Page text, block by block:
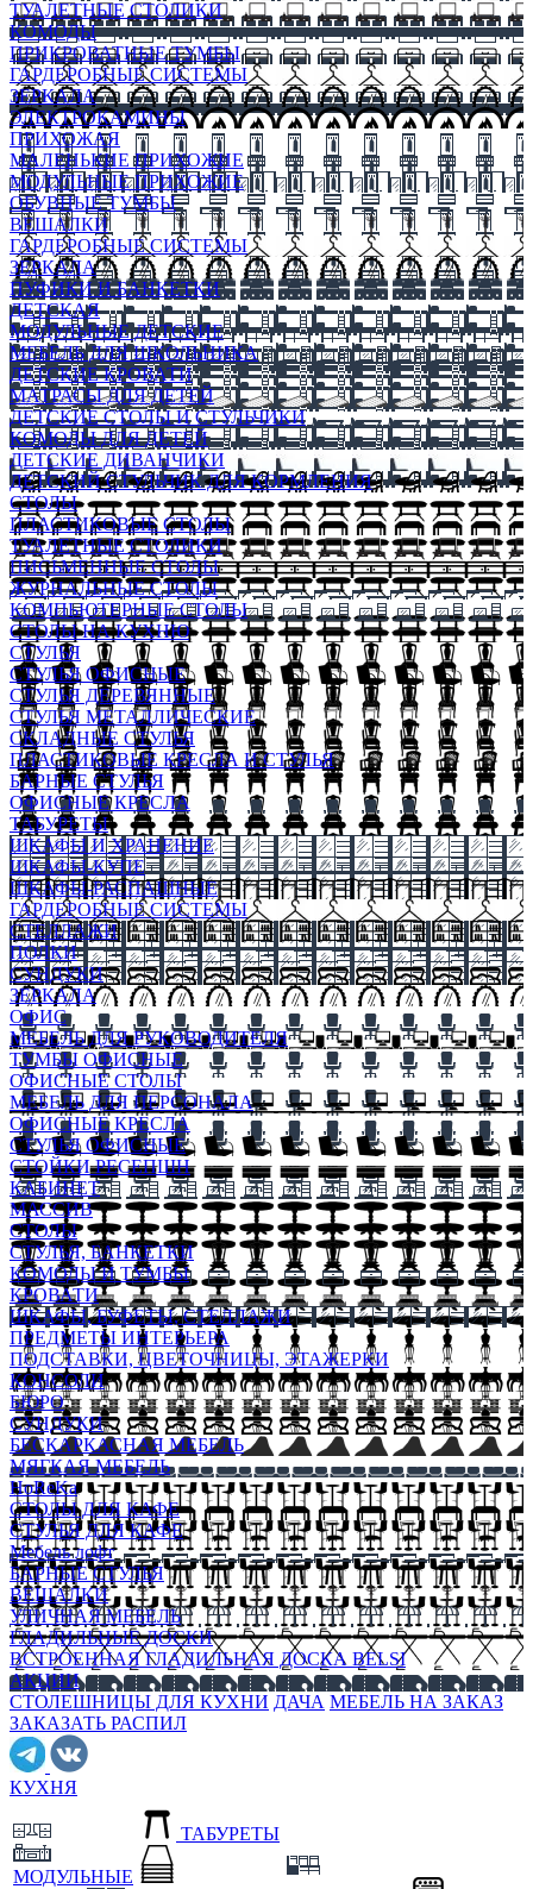
ТУАЛЕТНЫЕ СТОЛИКИ
КОМОДЫ
ПРИКРОВАТНЫЕ ТУМБЫ
ГАРДЕРОБНЫЕ СИСТЕМЫ
ЗЕРКАЛА
ЭЛЕКТРОКАМИНЫ
ПРИХОЖАЯ
МАЛЕНЬКИЕ ПРИХОЖИЕ
МОДУЛЬНЫЕ ПРИХОЖИЕ
ОБУВНЫЕ ТУМБЫ
ВЕШАЛКИ
ГАРДЕРОБНЫЕ СИСТЕМЫ
ЗЕРКАЛА
ПУФИКИ И БАНКЕТКИ
ДЕТСКАЯ
МОДУЛЬНЫЕ ДЕТСКИЕ
МЕБЕЛЬ ДЛЯ ШКОЛЬНИКА
ДЕТСКИЕ КРОВАТИ
МАТРАСЫ ДЛЯ ДЕТЕЙ
ДЕТСКИЕ СТОЛЫ И СТУЛЬЧИКИ
КОМОДЫ ДЛЯ ДЕТЕЙ
ДЕТСКИЕ ДИВАНЧИКИ
ДЕТСКИЙ СТУЛЬЧИК ДЛЯ КОРМЛЕНИЯ
СТОЛЫ
ПЛАСТИКОВЫЕ СТОЛЫ
ТУАЛЕТНЫЕ СТОЛИКИ
ПИСЬМЕННЫЕ СТОЛЫ
ЖУРНАЛЬНЫЕ СТОЛЫ
КОМПЬЮТЕРНЫЕ СТОЛЫ
СТОЛЫ НА КУХНЮ
СТУЛЬЯ
СТУЛЬЯ ОФИСНЫЕ
СТУЛЬЯ ДЕРЕВЯННЫЕ
СТУЛЬЯ МЕТАЛЛИЧЕСКИЕ
СКЛАДНЫЕ СТУЛЬЯ
ПЛАСТИКОВЫЕ КРЕСЛА И СТУЛЬЯ
БАРНЫЕ СТУЛЬЯ
ОФИСНЫЕ КРЕСЛА
ТАБУРЕТЫ
ШКАФЫ И ХРАНЕНИЕ
ШКАФЫ-КУПЕ
ШКАФЫ-РАСПАШНЫЕ
ГАРДЕРОБНЫЕ СИСТЕМЫ
СТЕЛЛАЖИ
ПОЛКИ
СУНДУКИ
ЗЕРКАЛА
ОФИС
МЕБЕЛЬ ДЛЯ РУКОВОДИТЕЛЯ
ТУМБЫ ОФИСНЫЕ
ОФИСНЫЕ СТОЛЫ
МЕБЕЛЬ ДЛЯ ПЕРСОНАЛА
ОФИСНЫЕ КРЕСЛА
СТУЛЬЯ ОФИСНЫЕ
СТОЙКИ РЕСЕПШН
КАБИНЕТ
МАССИВ
СТОЛЫ
СТУЛЬЯ, БАНКЕТКИ
КОМОДЫ И ТУМБЫ
КРОВАТИ
ШКАФЫ, БУФЕТЫ, СТЕЛЛАЖИ
ПРЕДМЕТЫ ИНТЕРЬЕРА
ПОДСТАВКИ, ЦВЕТОЧНИЦЫ, ЭТАЖЕРКИ
КОНСОЛИ
БЮРО
СУНДУКИ
БЕСКАРКАСНАЯ МЕБЕЛЬ
МЯГКАЯ МЕБЕЛЬ
HoReKa
СТОЛЫ ДЛЯ КАФЕ
СТУЛЬЯ ДЛЯ КАФЕ
Мебель лофт
БАРНЫЕ СТУЛЬЯ
ВЕШАЛКИ
УЛИЧНАЯ МЕБЕЛЬ
ГЛАДИЛЬНЫЕ ДОСКИ
ВСТРОЕННАЯ ГЛАДИЛЬНАЯ ДОСКА BELSI
АКЦИИ
СТОЛЕШНИЦЫ ДЛЯ КУХНИ ДАЧА МЕБЕЛЬ НА ЗАКАЗ
ЗАКАЗАТЬ РАСПИЛ
КУХНЯ
МОДУЛЬНЫЕ
ТАБУРЕТЫ